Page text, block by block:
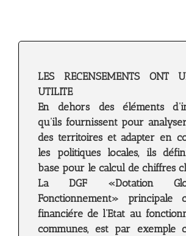
LES RECENSEMENTS ONT
UTILITE
En dehors des éléments
qu’ils fournissent pour
des territoires et adapter en
les politiques locales, ils
base pour le calcul de chiffres
La DGF «Dotation
Fonctionnement» principale
financiére de l’Etat au
communes, est par exemple